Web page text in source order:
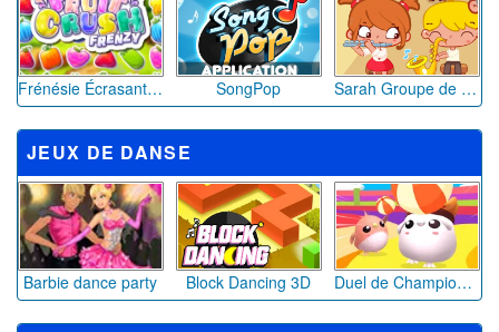
Frénésie Écrasante de Fruits SongPop Sarah Groupe de Musique
JEUX DE DANSE
Barbie dance party Block Dancing 3D Duel de Champions: Course Folle